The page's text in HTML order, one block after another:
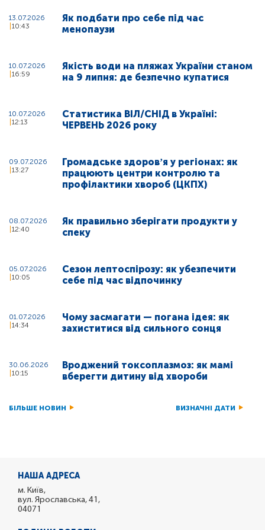
13.07.2026
10:43
Як подбати про себе під час
менопаузи
10.07.2026
16:59
Якість води на пляжах України станом
на 9 липня: де безпечно купатися
10.07.2026
12:13
Статистика ВІЛ/СНІД в Україні:
ЧЕРВЕНЬ 2026 року
09.07.2026
13:27
Громадське здоровʼя у регіонах: як
працюють центри контролю та
профілактики хвороб (ЦКПХ)
08.07.2026
12:40
Як правильно зберігати продукти у
спеку
05.07.2026
10:05
Сезон лептоспірозу: як убезпечити
себе під час відпочинку
01.07.2026
14:34
Чому засмагати — погана ідея: як
захиститися від сильного сонця
30.06.2026
10:15
Вроджений токсоплазмоз: як мамі
вберегти дитину від хвороби
БІЛЬШЕ НОВИН ВИЗНАЧНІ ДАТИ
НАША АДРЕСА
м. Київ,
вул. Ярославська, 41,
04071